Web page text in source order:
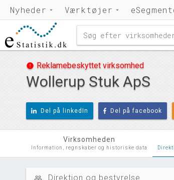
Nyheder Værktøjer
error Reklamebeskyttet virksomhed
Wollerup Stuk ApS
Del på linkedIn Del på facebook
Virksomheden
Information, regnskaber og historiske data
people_outline Direktion og bestyrelse